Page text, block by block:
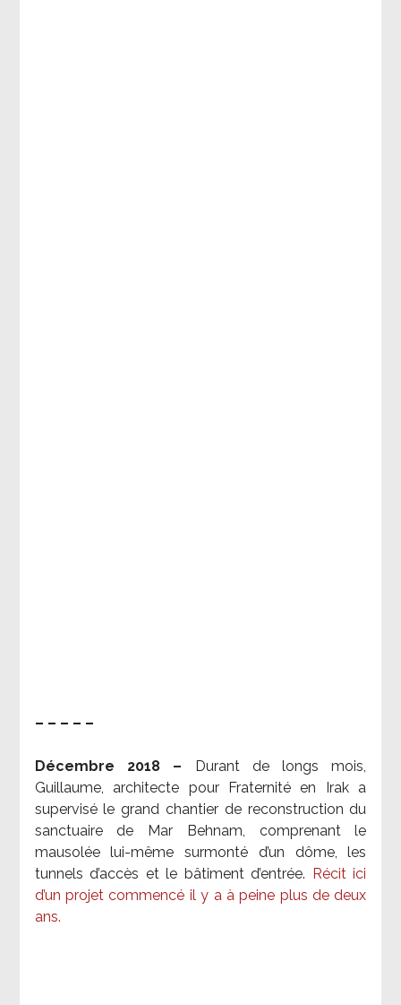
– – – – –
Décembre 2018 –
Durant de longs mois,
Guillaume, architecte pour Fraternité en Irak a
supervisé le grand chantier de reconstruction du
sanctuaire de Mar Behnam, comprenant le
mausolée lui-même surmonté d’un dôme, les
tunnels d’accès et le bâtiment d’entrée.
Récit ici
d’un projet commencé il y a à peine plus de deux
ans.